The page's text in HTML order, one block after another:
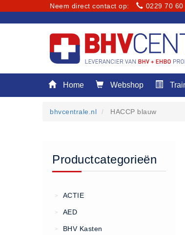
Neem direct contact op: 0229 70 60
Home
Keuringen
Bedrijfsnoodplannen
Home Webshop
bhvcentrale.nl HACCP blauw
Productcategorieën
> ACTIE
> AED
> BHV Kasten